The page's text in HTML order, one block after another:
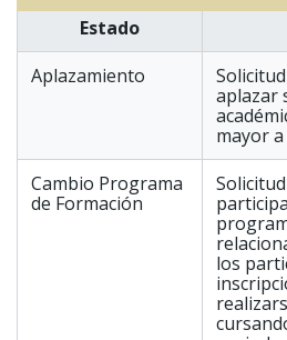
Estado
Aplazamiento
aplazar
mayor
Cambio Programa
de Formación
los